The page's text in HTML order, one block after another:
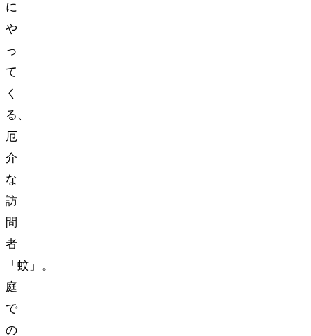
に
や
っ
て
く
る、
厄
介
な
訪
問
者
「蚊」。
庭
で
の